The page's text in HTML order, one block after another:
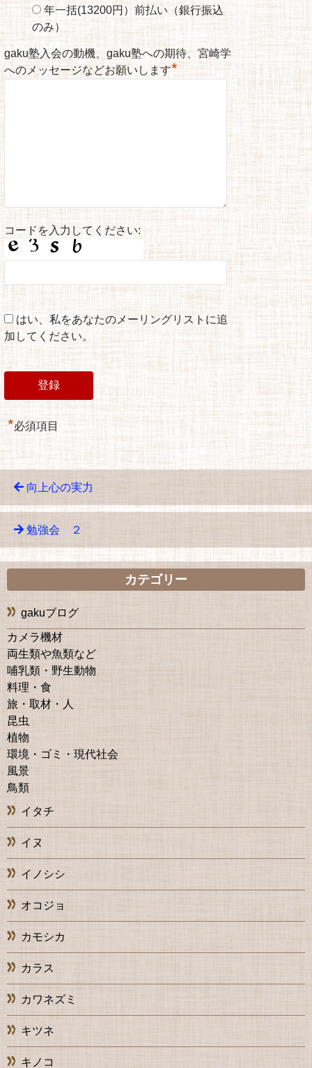
年一括(13200円）前払い（銀行振込
のみ）
gaku塾入会の動機、gaku塾への期待、宮崎学
へのメッセージなどお願いします*
コードを入力してください:
はい、私をあなたのメーリングリストに追
加してください。
*必須項目
向上心の実力
勉強会 ２
カテゴリー
gakuブログ
カメラ機材
両生類や魚類など
哺乳類・野生動物
料理・食
旅・取材・人
昆虫
植物
環境・ゴミ・現代社会
風景
鳥類
イタチ
イヌ
イノシシ
オコジョ
カモシカ
カラス
カワネズミ
キツネ
キノコ